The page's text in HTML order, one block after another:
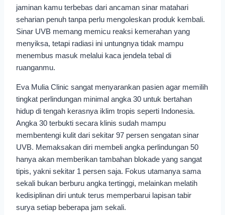
jaminan kamu terbebas dari ancaman sinar matahari
seharian penuh tanpa perlu mengoleskan produk kembali.
Sinar UVB memang memicu reaksi kemerahan yang
menyiksa, tetapi radiasi ini untungnya tidak mampu
menembus masuk melalui kaca jendela tebal di
ruanganmu.
Eva Mulia Clinic sangat menyarankan pasien agar memilih
tingkat perlindungan minimal angka 30 untuk bertahan
hidup di tengah kerasnya iklim tropis seperti Indonesia.
Angka 30 terbukti secara klinis sudah mampu
membentengi kulit dari sekitar 97 persen sengatan sinar
UVB. Memaksakan diri membeli angka perlindungan 50
hanya akan memberikan tambahan blokade yang sangat
tipis, yakni sekitar 1 persen saja. Fokus utamanya sama
sekali bukan berburu angka tertinggi, melainkan melatih
kedisiplinan diri untuk terus memperbarui lapisan tabir
surya setiap beberapa jam sekali.